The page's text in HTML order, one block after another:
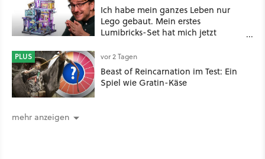
Ich habe mein ganzes Leben nur
Lego gebaut. Mein erstes
Lumibricks-Set hat mich jetzt
Stack im Test
PLUS vor 2 Tagen
Beast of Reincarnation im Test: Ein
Spiel wie Gratin-Käse
mehr anzeigen